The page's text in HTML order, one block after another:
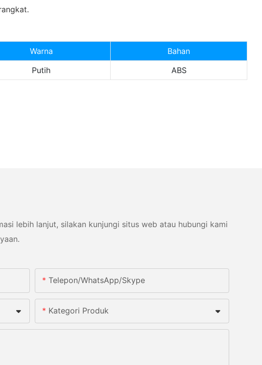
Warna
Bahan
Putih ABS
lebih lanjut, silakan kunjungi situs web atau hubungi kami
Telepon/WhatsApp/Skype
Kategori Produk